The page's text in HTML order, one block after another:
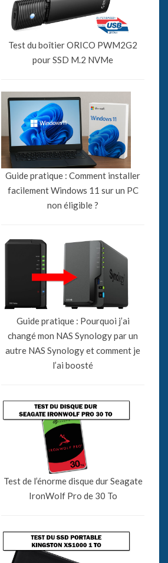
Test du boîtier ORICO PWM2G2
pour SSD M.2 NVMe
Guide pratique : Comment installer
facilement Windows 11 sur un PC
non éligible ?
Guide pratique : Pourquoi j’ai
changé mon NAS Synology par un
autre NAS Synology et comment je
l’ai boosté
Test de l’énorme disque dur Seagate
IronWolf Pro de 30 To